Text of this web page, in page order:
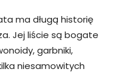
ma długą historię
Jej liście są bogate
garbniki,
niesamowitych